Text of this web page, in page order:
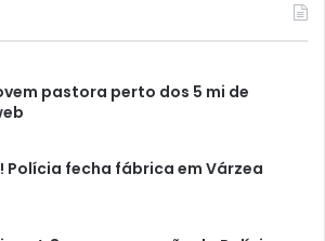
pastora perto dos 5 mi de
fecha fábrica em Várzea